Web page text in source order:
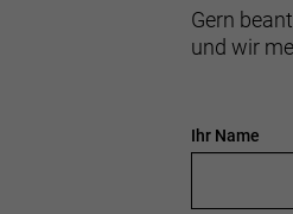
Gern
und wir
Ihr Name